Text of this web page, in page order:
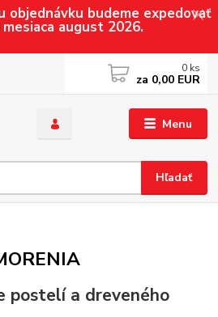
objednávku budeme expedovať
august 2026.
Menu
Hľadať
0 ks
za 0,00 EUR
postelí a dreveného